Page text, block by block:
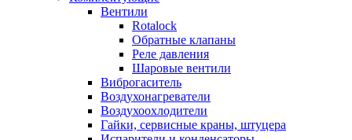
Вентили
Rotalock
Обратные клапаны
Реле давления
Шаровые вентили
Виброгаситель
Воздухонагреватели
Воздухоохлодители
Гайки, сервисные краны, штуцера